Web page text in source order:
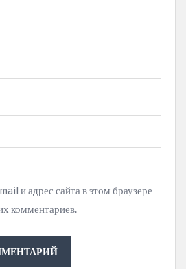
и адрес сайта в этом браузере
комментариев.